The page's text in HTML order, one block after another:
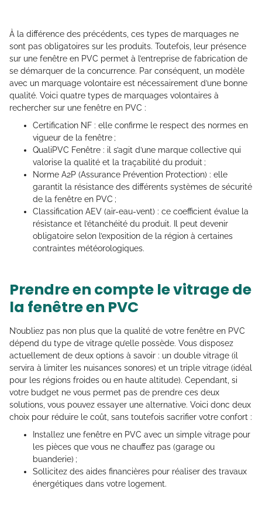
À la différence des précédents, ces types de marquages ne
sont pas obligatoires sur les produits. Toutefois, leur présence
sur une fenêtre en PVC permet à l’entreprise de fabrication de
se démarquer de la concurrence. Par conséquent, un modèle
avec un marquage volontaire est nécessairement d’une bonne
qualité. Voici quatre types de marquages volontaires à
rechercher sur une fenêtre en PVC :
Certification NF : elle confirme le respect des normes en
vigueur de la fenêtre ;
QualiPVC Fenêtre : il s’agit d’une marque collective qui
valorise la qualité et la traçabilité du produit ;
Norme A2P (Assurance Prévention Protection) : elle
garantit la résistance des différents systèmes de sécurité
de la fenêtre en PVC ;
Classification AEV (air-eau-vent) : ce coefficient évalue la
résistance et l’étanchéité du produit. Il peut devenir
obligatoire selon l’exposition de la région à certaines
contraintes météorologiques.
Prendre en compte le vitrage de
la fenêtre en PVC
N’oubliez pas non plus que la qualité de votre fenêtre en PVC
dépend du type de vitrage qu’elle possède. Vous disposez
actuellement de deux options à savoir : un double vitrage (il
servira à limiter les nuisances sonores) et un triple vitrage (idéal
pour les régions froides ou en haute altitude). Cependant, si
votre budget ne vous permet pas de prendre ces deux
solutions, vous pouvez essayer une alternative. Voici donc deux
choix pour réduire le coût, sans toutefois sacrifier votre confort :
Installez une fenêtre en PVC avec un simple vitrage pour
les pièces que vous ne chauffez pas (garage ou
buanderie) ;
Sollicitez des aides financières pour réaliser des travaux
énergétiques dans votre logement.